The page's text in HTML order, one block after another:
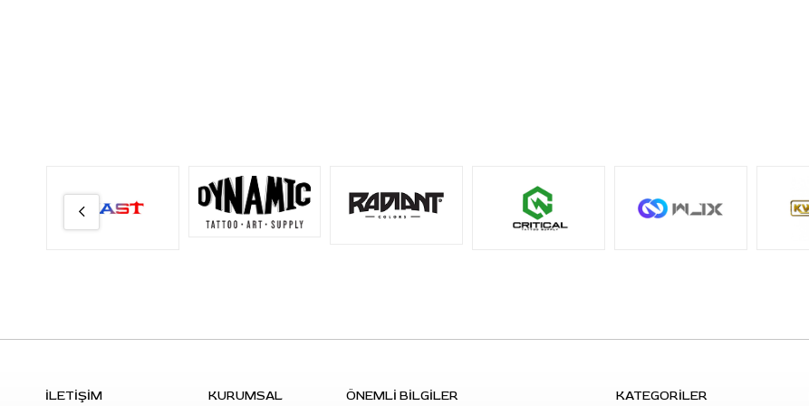
S: Opaklık seviyesi nasıldır?
C: Yüksek opaklık seviyesine sahiptir. Bu yapı, daha
Blend dudak pigmentleriyle karıştırılarak kullanılabilir.
İLETİŞİM KURUMSAL ÖNEMLİ BİLGİLER KATEGORİLER